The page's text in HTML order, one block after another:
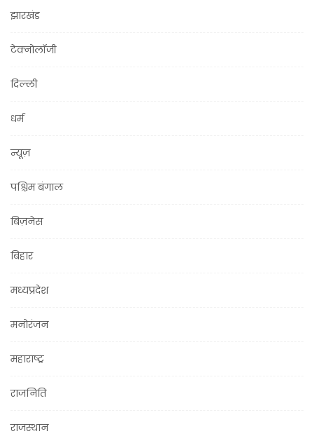
झारखंड
टेक्नोलॉजी
दिल्ली
धर्म
न्यूज़
पश्चिम बंगाल
बिज़नेस
बिहार
मध्यप्रदेश
मनोरंजन
महाराष्ट्र
राजनिति
राजस्थान